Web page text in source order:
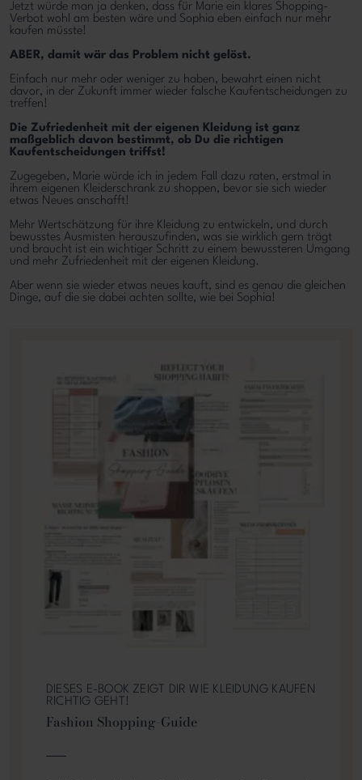
Jetzt würde man ja denken, dass für Marie ein klares Shopping-
Verbot wohl am besten wäre und Sophia eben einfach nur mehr
kaufen müsste!
ABER, damit wär das Problem nicht gelöst.
Einfach nur mehr oder weniger zu haben, bewahrt einen nicht
davor, in der Zukunft immer wieder falsche Kaufentscheidungen zu
treffen!
Die Zufriedenheit mit der eigenen Kleidung ist ganz
maßgeblich davon bestimmt, ob Du die richtigen
Kaufentscheidungen triffst!
Zugegeben, Marie würde ich in jedem Fall dazu raten, erstmal in
ihrem eigenen Kleiderschrank zu shoppen, bevor sie sich wieder
etwas Neues anschafft!
Mehr Wertschätzung für ihre Kleidung zu entwickeln, und durch
bewusstes Ausmisten herauszufinden, was sie wirklich gern trägt
und braucht ist ein wichtiger Schritt zu einem bewussteren Umgang
und mehr Zufriedenheit mit der eigenen Kleidung.
Aber wenn sie wieder etwas neues kauft, sind es genau die gleichen
Dinge, auf die sie dabei achten sollte, wie bei Sophia!
DIESES E-BOOK ZEIGT DIR WIE KLEIDUNG KAUFEN
RICHTIG GEHT!
Fashion Shopping-Guide